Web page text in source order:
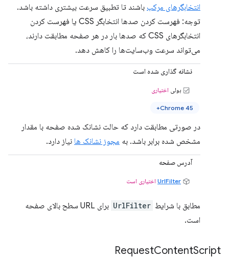
انتخابگرهای مرکب باشند تا تطبیق سرعت بیشتری داشته باشد.
توجه: فهرست کردن صدها انتخابگر CSS یا فهرست کردن
انتخابگرهای CSS که صدها بار در هر صفحه مطابقت دارند،
می‌تواند سرعت وب‌سایت‌ها را کاهش دهد.
نشانه گذاری شده است
بولی اختیاری
Chrome 45+
در صورتی مطابقت دارد که حالت نشانک شده صفحه با مقدار
مشخص شده برابر باشد. به مجوز نشانک ها نیاز دارد.
آدرس صفحه
UrlFilter اختیاری است
مطابق با شرایط UrlFilter
برای URL سطح بالای صفحه
است.
RequestContentScript